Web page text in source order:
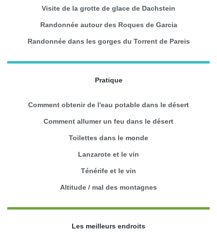
Visite de la grotte de glace de Dachstein
Randonnée autour des Roques de Garcia
Randonnée dans les gorges du Torrent de Pareis
Pratique
Comment obtenir de l'eau potable dans le désert
Comment allumer un feu dans le désert
Toilettes dans le monde
Lanzarote et le vin
Ténérife et le vin
Altitude / mal des montagnes
Les meilleurs endroits